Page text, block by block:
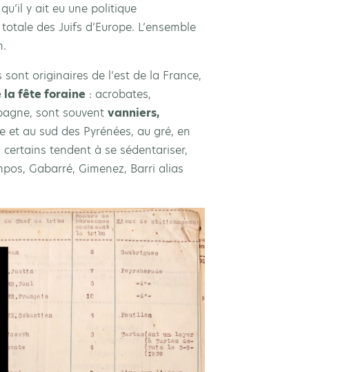
y ait eu une politique
des Juifs d’Europe. L’ensemble
originaires de l’est de la France,
la fête foraine : acrobates,
sont souvent vanniers,
et au sud des Pyrénées, au gré, en
tendent à se sédentariser,
Gabarré, Gimenez, Barri alias